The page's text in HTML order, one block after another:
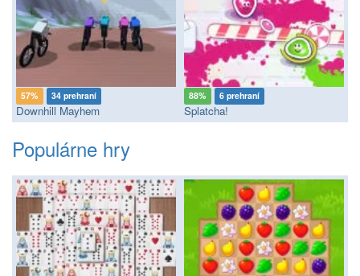
57% 34 prehraní
Downhill Mayhem
88% 6 prehraní
Splatcha!
Populárne hry